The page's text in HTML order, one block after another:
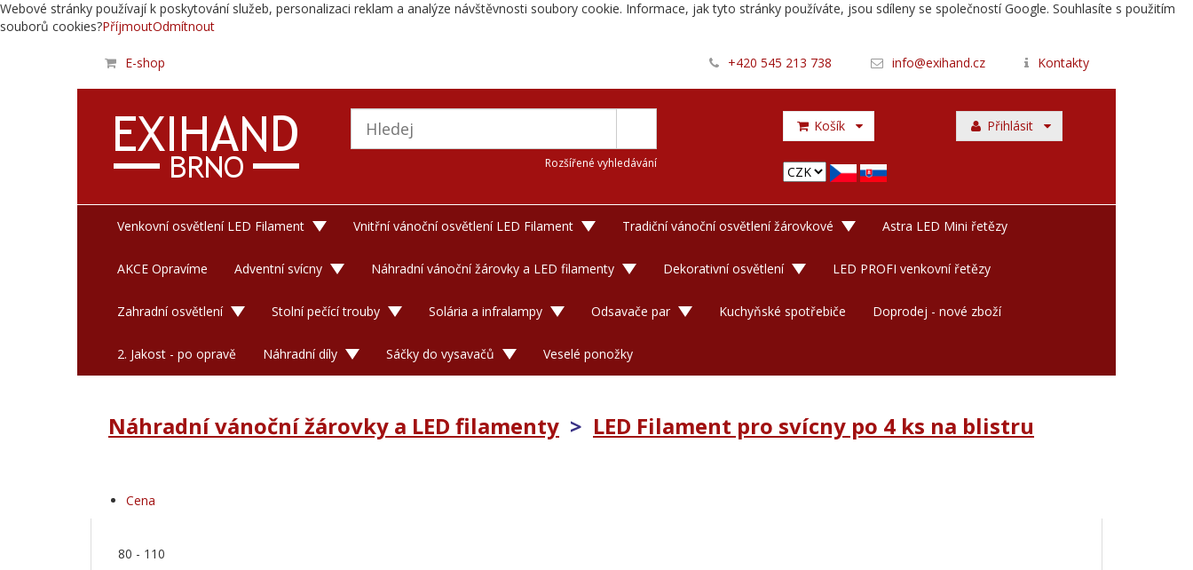
Webové stránky používají k poskytování služeb, personalizaci reklam a analýze návštěvnosti soubory cookie. Informace, jak tyto stránky používáte, jsou sdíleny se společností Google. Souhlasíte s použitím
souborů cookies?PříjmoutOdmítnout
E-shop +420 545 213 738 info@exihand.cz Kontakty
Rozšířené vyhledávání
Košík Přihlásit
Venkovní osvětlení LED Filament Vnitřní vánoční osvětlení LED Filament Tradiční vánoční osvětlení žárovkové Astra LED Mini řetězy
AKCE Opravíme Adventní svícny Náhradní vánoční žárovky a LED filamenty Dekorativní osvětlení LED PROFI venkovní řetězy
Zahradní osvětlení Stolní pečící trouby Solária a infralampy Odsavače par Kuchyňské spotřebiče Doprodej - nové zboží
2. Jakost - po opravě Náhradní díly Sáčky do vysavačů Veselé ponožky
Náhradní vánoční žárovky a LED filamenty > LED Filament pro svícny po 4 ks na blistru
Cena
80 - 110